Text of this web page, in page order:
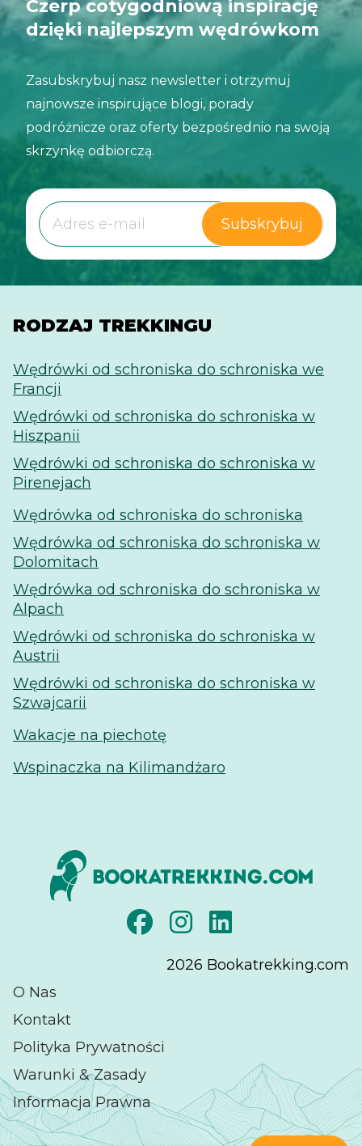
Czerp cotygodniową inspirację
dzięki najlepszym wędrówkom
Zasubskrybuj nasz newsletter i otrzymuj
najnowsze inspirujące blogi, porady
podróżnicze oraz oferty bezpośrednio na swoją
skrzynkę odbiorczą.
Subskrybuj
RODZAJ TREKKINGU
Wędrówki od schroniska do schroniska we
Francji
Wędrówki od schroniska do schroniska w
Hiszpanii
Wędrówki od schroniska do schroniska w
Pirenejach
Wędrówka od schroniska do schroniska
Wędrówka od schroniska do schroniska w
Dolomitach
Wędrówka od schroniska do schroniska w
Alpach
Wędrówki od schroniska do schroniska w
Austrii
Wędrówki od schroniska do schroniska w
Szwajcarii
Wakacje na piechotę
Wspinaczka na Kilimandżaro
2026 Bookatrekking.com
O Nas
Kontakt
Polityka Prywatności
Warunki & Zasady
Informacja Prawna